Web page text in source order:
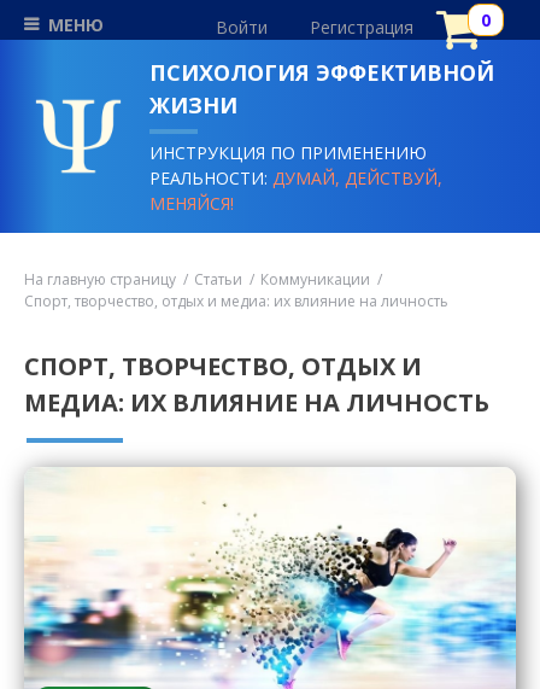
МЕНЮ Войти Регистрация
ПСИХОЛОГИЯ ЭФФЕКТИВНОЙ
ЖИЗНИ
ИНСТРУКЦИЯ ПО ПРИМЕНЕНИЮ
РЕАЛЬНОСТИ:ДУМАЙ, ДЕЙСТВУЙ,
МЕНЯЙСЯ!
На главную страницу Статьи
Коммуникации
Спорт, творчество, отдых и медиа: их влияние на личность
СПОРТ, ТВОРЧЕСТВО, ОТДЫХ И
МЕДИА: ИХ ВЛИЯНИЕ НА ЛИЧНОСТЬ